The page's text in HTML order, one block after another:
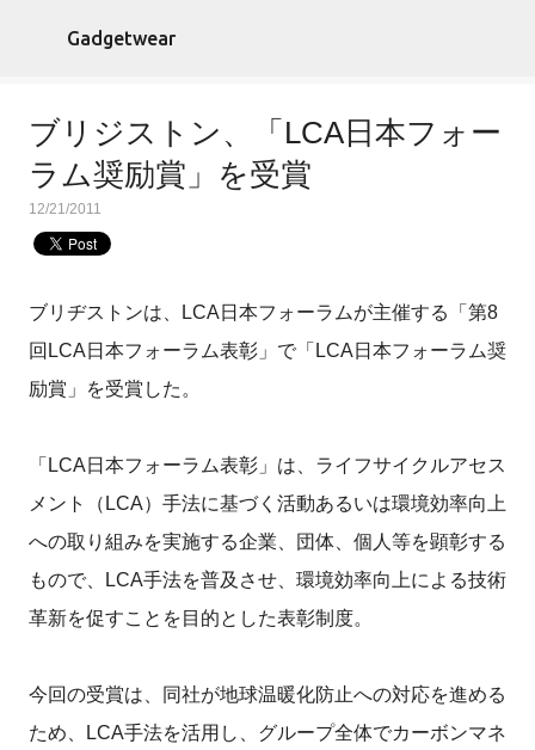
スキップしてメイン コンテンツに移動
Gadgetwear
ブリジストン、「LCA日本フォー
ラム奨励賞」を受賞
12/21/2011
ブリヂストンは、LCA日本フォーラムが主催する「第8
回LCA日本フォーラム表彰」で「LCA日本フォーラム奨
励賞」を受賞した。
「LCA日本フォーラム表彰」は、ライフサイクルアセス
メント（LCA）手法に基づく活動あるいは環境効率向上
への取り組みを実施する企業、団体、個人等を顕彰する
もので、LCA手法を普及させ、環境効率向上による技術
革新を促すことを目的とした表彰制度。
今回の受賞は、同社が地球温暖化防止への対応を進める
ため、LCA手法を活用し、グループ全体でカーボンマネ